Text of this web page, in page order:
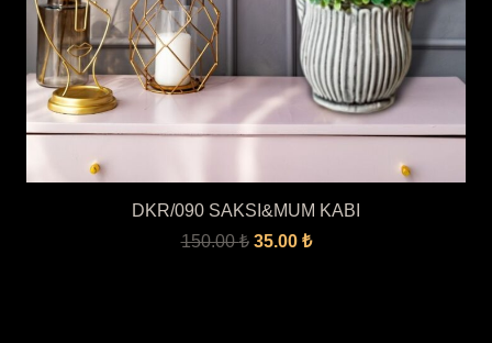
DKR/090 SAKSI&MUM KABI
150.00₺ Orijinal
35.00 ₺Şu